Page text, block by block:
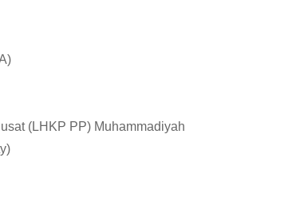
(LHKP PP) Muhammadiyah